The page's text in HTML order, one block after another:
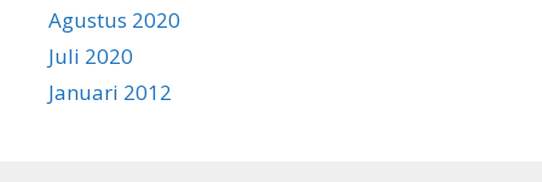
Agustus 2020
Juli 2020
Januari 2012